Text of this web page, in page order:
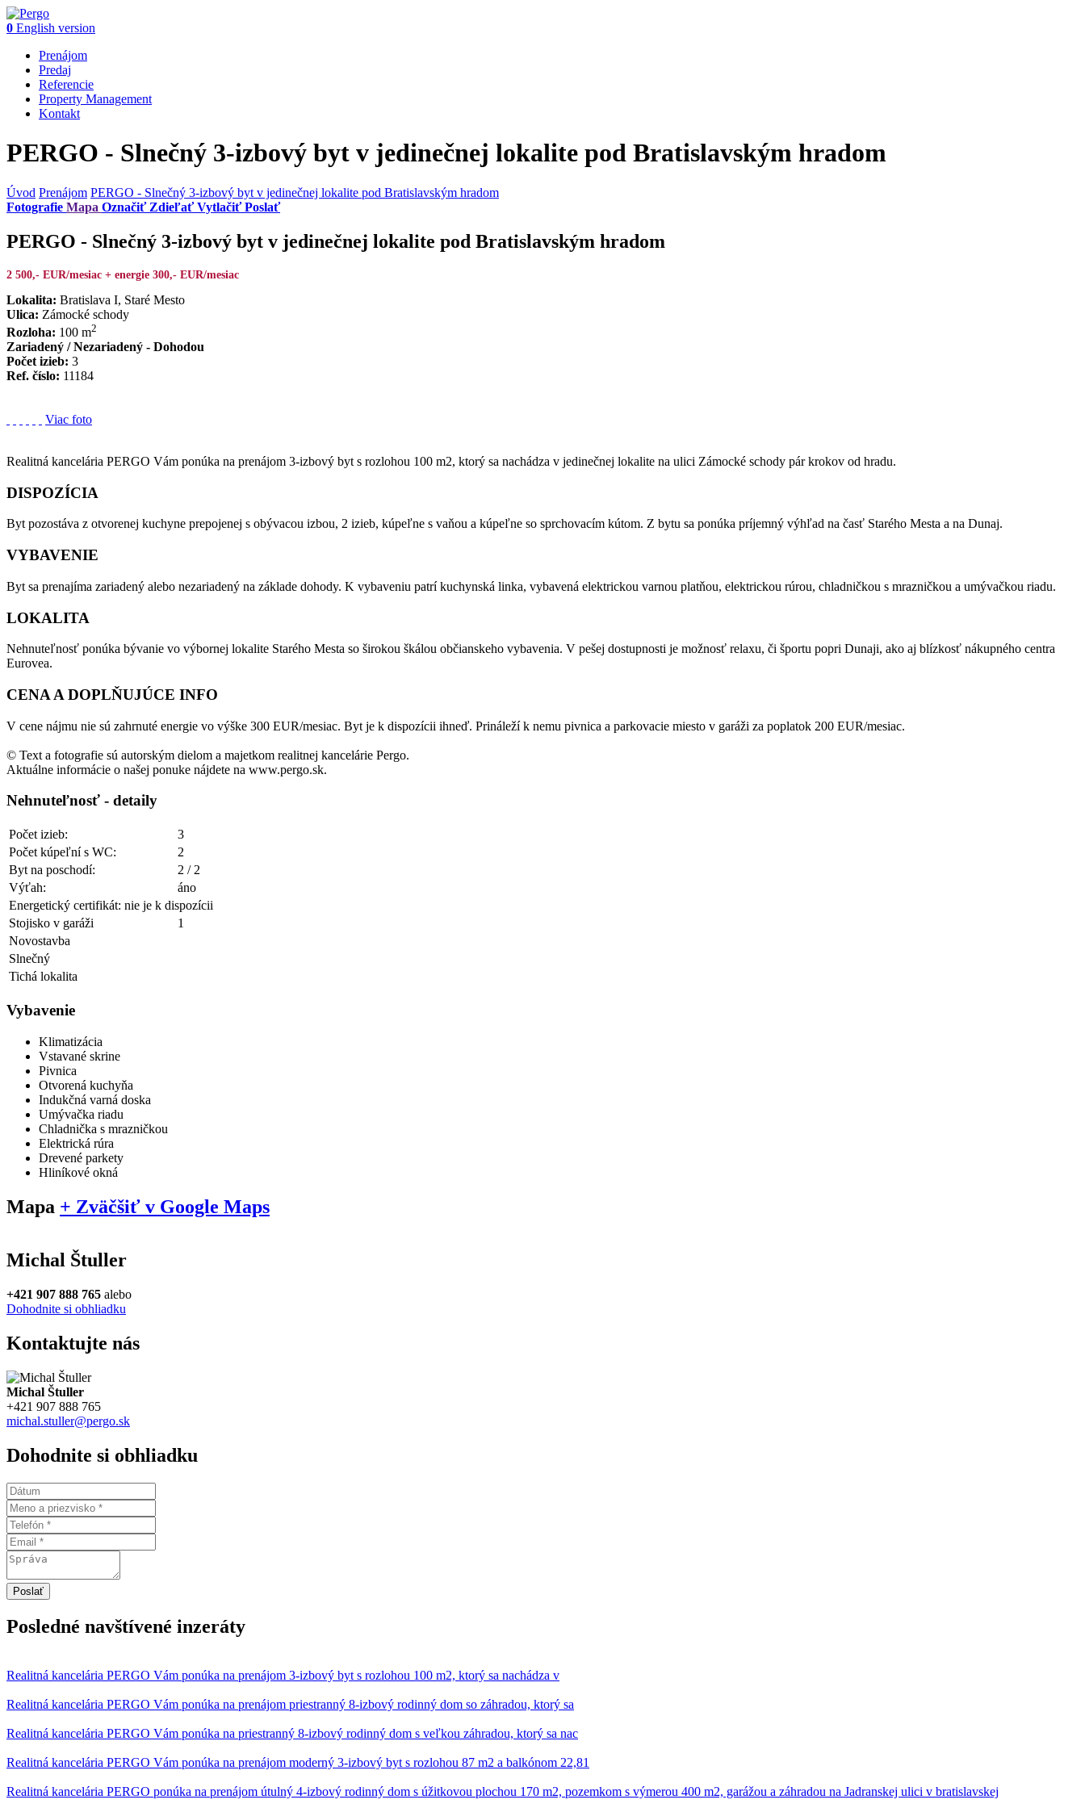
0 English version
Prenájom
Predaj
Referencie
Property Management
Kontakt
PERGO - Slnečný 3-izbový byt v jedinečnej lokalite pod Bratislavským hradom
Úvod Prenájom PERGO - Slnečný 3-izbový byt v jedinečnej lokalite pod Bratislavským hradom
Fotografie Mapa Označiť Zdieľať Vytlačiť Poslať
PERGO - Slnečný 3-izbový byt v jedinečnej lokalite pod Bratislavským hradom
2 500,- EUR/mesiac + energie 300,- EUR/mesiac
Lokalita: Bratislava I, Staré Mesto
Ulica: Zámocké schody
Rozloha: 100 m2
Zariadený / Nezariadený - Dohodou
Počet izieb: 3
Ref. číslo: 11184
Viac foto
Realitná kancelária PERGO Vám ponúka na prenájom 3-izbový byt s rozlohou 100 m2, ktorý ​sa nachádza v jedinečnej lokalite na ulici Zámocké schody pár krokov od hradu.
DISPOZÍCIA
Byt pozostáva z otvorenej kuchyne prepojenej s obývacou izbou, 2 izieb, kúpeľne s vaňou a kúpeľne so sprchovacím kútom. Z bytu sa ponúka príjemný výhľad na časť Starého Mesta a na Dunaj.
VYBAVENIE
Byt sa prenajíma zariadený alebo nezariadený na základe dohody. K vybaveniu patrí kuchynská linka, vybavená elektrickou varnou platňou, elektrickou rúrou, chladničkou s mrazničkou a umývačkou riadu.
LOKALITA
Nehnuteľnosť ponúka bývanie vo výbornej lokalite Starého Mesta so širokou škálou občianskeho vybavenia. V pešej dostupnosti je možnosť relaxu, či športu popri Dunaji, ako aj blízkosť nákupného centra
Eurovea.
CENA A DOPLŇUJÚCE INFO
V cene nájmu nie sú zahrnuté energie vo výške 300 EUR/mesiac. Byt je k dispozícii ihneď. Prináleží k nemu pivnica a parkovacie miesto v garáži za poplatok 200 EUR/mesiac.
© Text a fotografie sú autorským dielom a majetkom realitnej kancelárie Pergo.
Aktuálne informácie o našej ponuke nájdete na www.pergo.sk.
Nehnuteľnosť - detaily
Počet izieb:
3
Počet kúpeľní s WC:
2
Byt na poschodí:
2 / 2
Výťah:
áno
Energetický certifikát: nie je k dispozícii
Stojisko v garáži
1
Novostavba
Slnečný
Tichá lokalita
Vybavenie
Klimatizácia
Vstavané skrine
Pivnica
Otvorená kuchyňa
Indukčná varná doska
Umývačka riadu
Chladnička s mrazničkou
Elektrická rúra
Drevené parkety
Hliníkové okná
Mapa + Zväčšiť v Google Maps
Michal Štuller
+421 907 888 765 alebo
Dohodnite si obhliadku
Kontaktujte nás
Michal Štuller
+421 907 888 765
michal.stuller@pergo.sk
Dohodnite si obhliadku
Poslať
Posledné navštívené inzeráty
Realitná kancelária PERGO Vám ponúka na prenájom 3-izbový byt s rozlohou 100 m2, ktorý ​sa nachádza v
Realitná kancelária PERGO Vám ponúka na prenájom priestranný 8-izbový rodinný dom so záhradou, ktorý sa
Realitná kancelária PERGO Vám ponúka na priestranný 8-izbový rodinný dom s veľkou záhradou, ktorý sa nac
Realitná kancelária PERGO Vám ponúka na prenájom moderný 3-izbový byt s rozlohou 87 m2 a balkónom 22,81
Realitná kancelária PERGO ponúka na prenájom útulný 4-izbový rodinný dom s úžitkovou plochou 170 m2, pozemkom s výmerou 400 m2, garážou a záhradou na Jadranskej ulici v bratislavskej